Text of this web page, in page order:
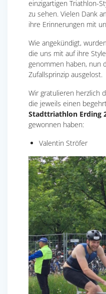
einzigartigen Triathlon-
zu sehen. Vielen Dank
ihre Erinnerungen mit
Wie angekündigt,
die uns mit auf ihre
genommen haben, nun
Zufallsprinzip ausgelost.
Wir gratulieren herzlich
die jeweils einen
Stadttriathlon Erding
gewonnen haben:
Valentin Ströfer